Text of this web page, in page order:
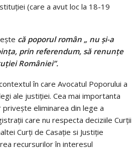
(care a avut loc la 18-19
că poporul român „ nu și-a
prin referendum, să renunțe
României”.
în care Avocatul Poporului a
ale justiției. Cea mai importanta
eliminarea din lege a
care nu respecta deciziile Curții
Curți de Casație si Justiție
recursurilor în interesul